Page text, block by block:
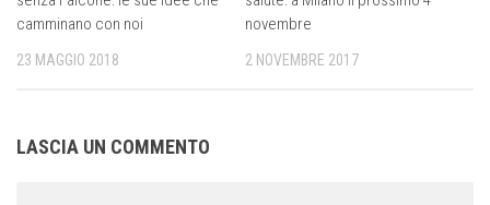
camminano con noi
23 MAGGIO 2018
novembre
2 NOVEMBRE 2017
LASCIA UN COMMENTO